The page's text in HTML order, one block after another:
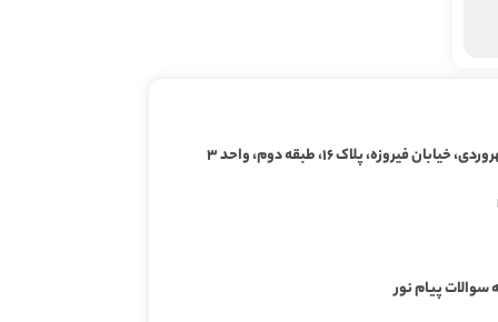
فیروزه، پلاک ۱۶، طبقه دوم، واحد ۳
سوالات پیام نور